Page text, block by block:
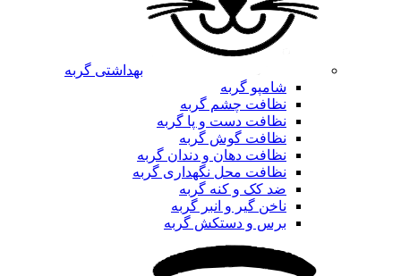
بهداشتی گربه
شامپو گربه
نظافت چشم گربه
نظافت دست و پا گربه
نظافت گوش گربه
نظافت دهان و دندان گربه
نظافت محل نگهداری گربه
ضد کک و کنه گربه
ناخن گیر و انبر گربه
برس و دستکش گربه